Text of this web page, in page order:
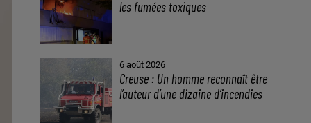
les fumées toxiques
6 août 2026
Creuse : Un homme reconnaît être
l’auteur d’une dizaine d’incendies